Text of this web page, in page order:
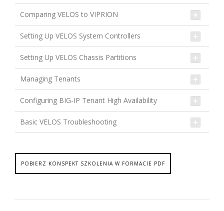
Comparing VELOS to VIPRION
Setting Up VELOS System Controllers
Setting Up VELOS Chassis Partitions
Managing Tenants
Configuring BIG-IP Tenant High Availability
Basic VELOS Troubleshooting
POBIERZ KONSPEKT SZKOLENIA W FORMACIE PDF